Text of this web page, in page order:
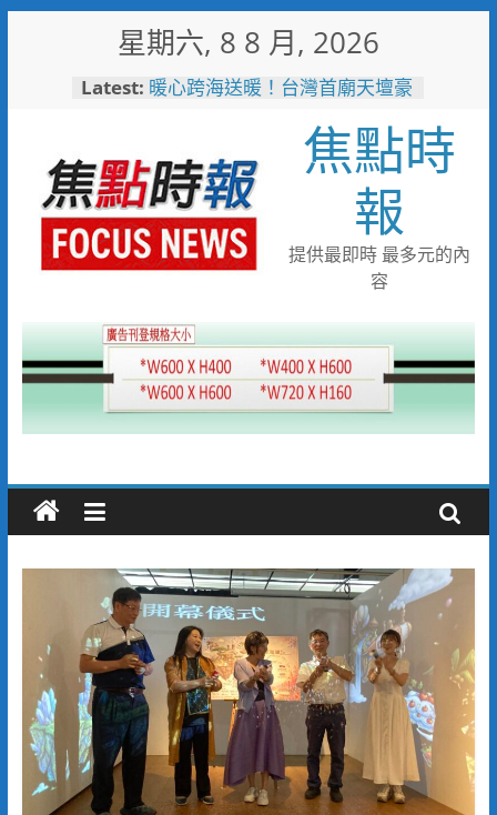
星期六, 8 8 月, 2026
Latest: 暖心跨海送暖！台灣首廟天壇豪
埔里鎮以西部牛仔風 歡慶父親
警友辦事處大力相挺！岡山分局
送上「父親節」暖心祝福
守望相助的暖心守護 湖內警消
聯手破門化解獨居翁的危機
歡慶父親節！《台中通
TCPASS》APP 攜手在地名店熱
焦點時
報
提供最即時 最多元的內
容